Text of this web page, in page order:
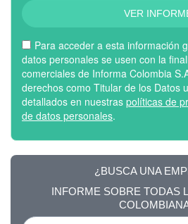
VER
Para acceder a esta información
datos personales se usen con la
comerciales de Informa Colombia
derechos como Titular de los Datos
detallados en nuestras políticas de
de datos personales.
¿BUSCA UNA
INFORME SOBRE TODAS